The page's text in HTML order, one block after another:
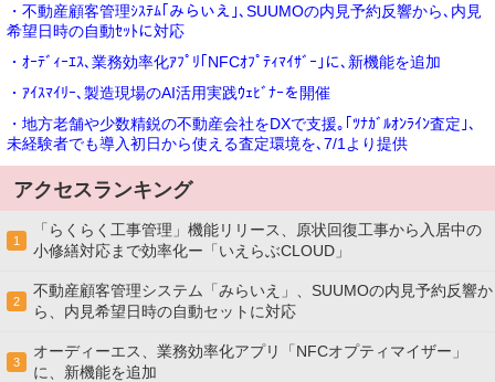
・不動産顧客管理ｼｽﾃﾑ｢みらいえ｣､SUUMOの内見予約反響から､内見
希望日時の自動ｾｯﾄに対応
・ｵｰﾃﾞｨｰｴｽ､業務効率化ｱﾌﾟﾘ｢NFCｵﾌﾟﾃｨﾏｲｻﾞｰ｣に､新機能を追加
・ｱｲｽﾏｲﾘｰ､製造現場のAI活用実践ｳｪﾋﾞﾅｰを開催
・地方老舗や少数精鋭の不動産会社をDXで支援｡｢ﾂﾅｶﾞﾙｵﾝﾗｲﾝ査定｣､
未経験者でも導入初日から使える査定環境を､7/1より提供
アクセスランキング
1
「らくらく工事管理」機能リリース、原状回復工事から入居中の
小修繕対応まで効率化ー「いえらぶCLOUD」
2
不動産顧客管理システム「みらいえ」、SUUMOの内見予約反響か
ら、内見希望日時の自動セットに対応
3
オーディーエス、業務効率化アプリ「NFCオプティマイザー」
に、新機能を追加